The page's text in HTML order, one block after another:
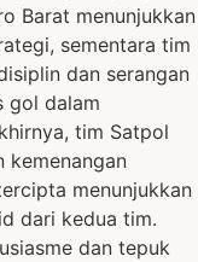
Barat menunjukkan
sementara tim
dan serangan
gol dalam
tim Satpol
kemenangan
menunjukkan
dari kedua tim.
dan tepuk